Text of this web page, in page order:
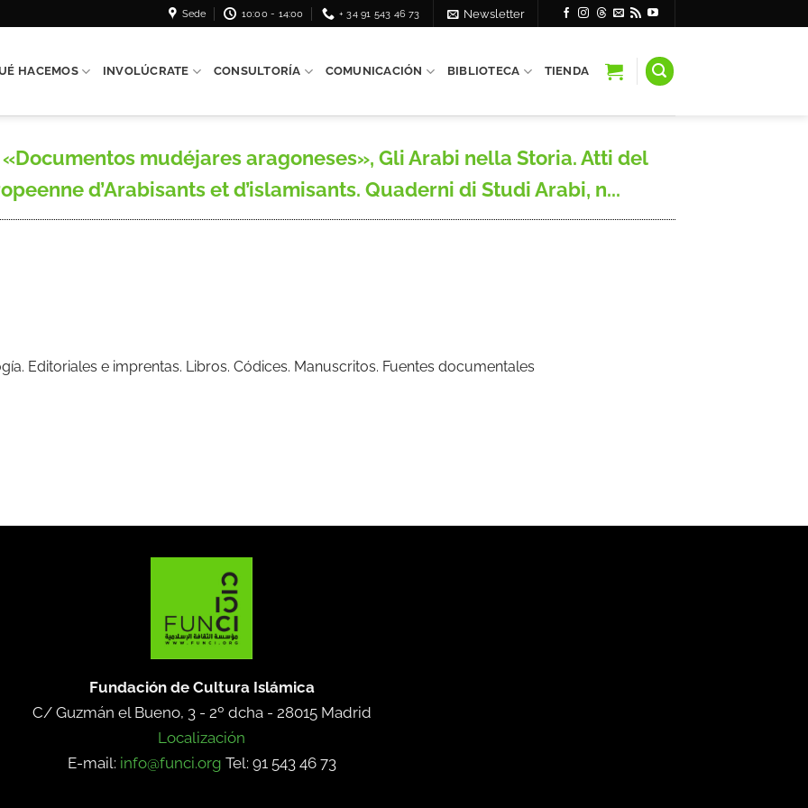
Sede 10:00 - 14:00 + 34 91 543 46 73 Newsletter
HACEMOS INVOLÚCRATE CONSULTORÍA COMUNICACIÓN BIBLIOTECA TIENDA
«Documentos mudéjares aragoneses», Gli Arabi nella Storia. Atti del
d’Arabisants et d’islamisants. Quaderni di Studi Arabi, n...
Editoriales e imprentas. Libros. Códices. Manuscritos. Fuentes documentales
Fundación de Cultura Islámica
C/ Guzmán el Bueno, 3 - 2º dcha - 28015 Madrid
Localización
E-mail: info@funci.org Tel: 91 543 46 73